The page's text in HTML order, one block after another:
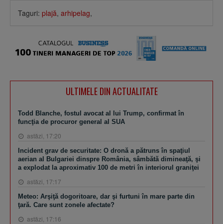
Taguri: plajă, arhipelag,
ULTIMELE DIN ACTUALITATE
Todd Blanche, fostul avocat al lui Trump, confirmat în
funcţia de procuror general al SUA
astăzi, 17:20
Incident grav de securitate: O dronă a pătruns în spaţiul
aerian al Bulgariei dinspre România, sâmbătă dimineaţă, şi
a explodat la aproximativ 100 de metri în interiorul graniţei
astăzi, 17:17
Meteo: Arşiţă dogoritoare, dar şi furtuni în mare parte din
ţară. Care sunt zonele afectate?
astăzi, 17:16